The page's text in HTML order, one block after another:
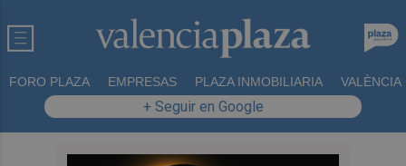
FORO PLAZA EMPRESAS PLAZA INMOBILIARIA VALÈNCIA
+ Seguir en Google